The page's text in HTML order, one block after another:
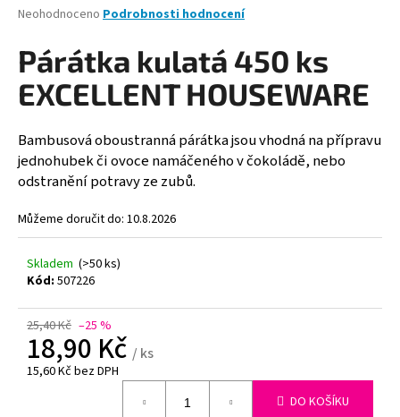
Průměrné
produktu
je
0,0
z
hvězdiček.
Neohodnoceno Podrobnosti hodnocení
Párátka kulatá 450 ks
EXCELLENT HOUSEWARE
Bambusová oboustranná párátka jsou vhodná na přípravu
jednohubek či ovoce namáčeného v čokoládě, nebo
odstranění potravy ze zubů.
Můžeme doručit do: 10.8.2026
Skladem (>50 ks)
Kód: 507226
25,40 Kč –25 %
18,90 Kč / ks
15,60 Kč bez DPH
DO KOŠÍKU
a
j
í
t
D
o
p